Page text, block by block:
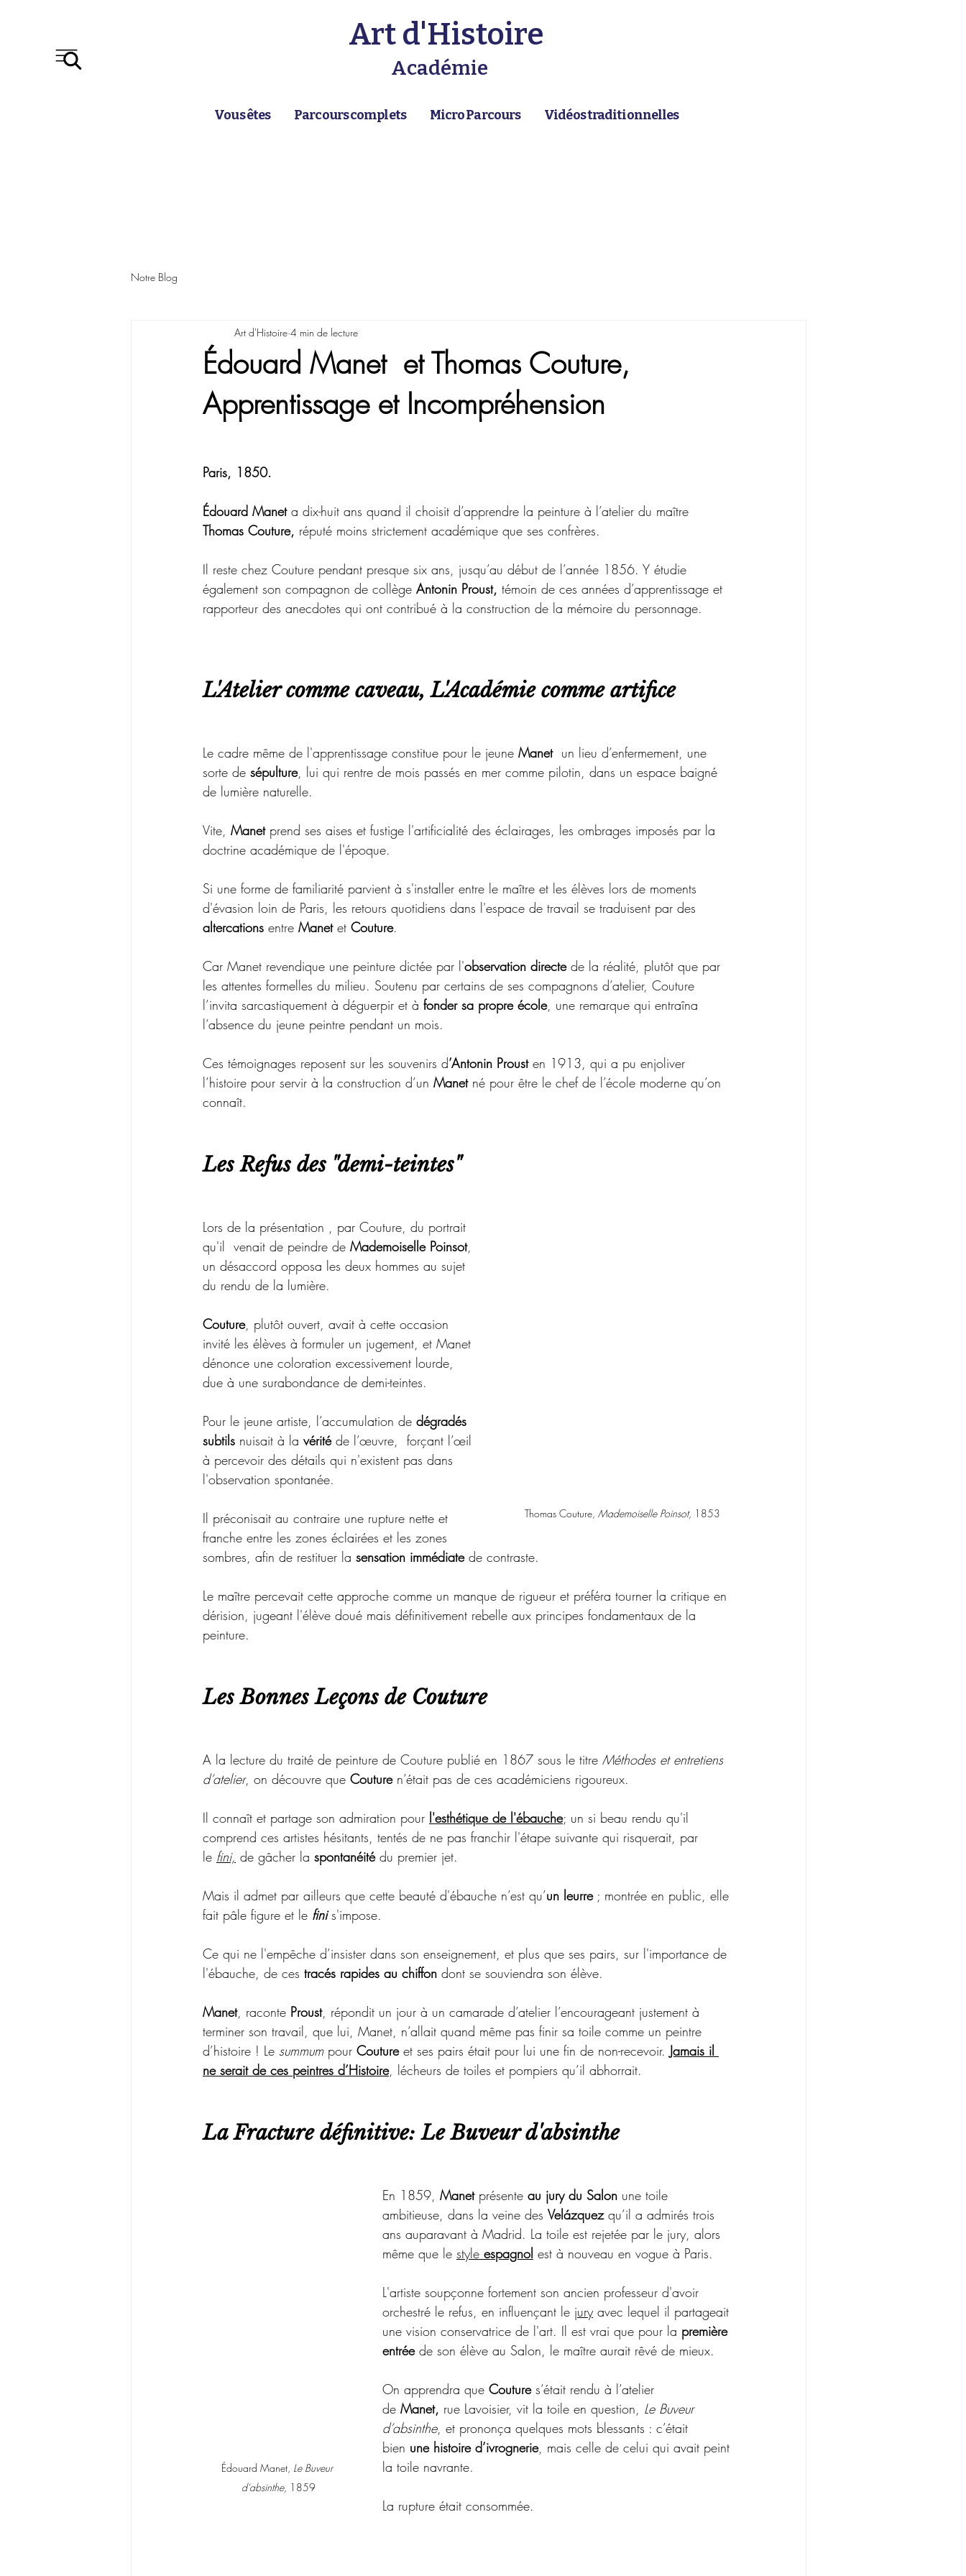
Vous êtes Parcours complets Micro Parcours Vidéos traditionnelles
Académie
Art d'Histoire
Notre Blog
Édouard Manet et Thomas Couture,
Apprentissage et Incompréhension
Art d'Histoire 4 min de lecture
Paris, 1850.
Édouard Manet a dix-huit ans quand il choisit d’apprendre la peinture à l’atelier du maître
Thomas Couture, réputé moins strictement académique que ses confrères.
Il reste chez Couture pendant presque six ans, jusqu’au début de l’année 1856. Y étudie
également son compagnon de collège Antonin Proust, témoin de ces années d’apprentissage et
rapporteur des anecdotes qui ont contribué à la construction de la mémoire du personnage.
L'Atelier comme caveau, L'Académie comme artifice
Le cadre même de l'apprentissage constitue pour le jeune Manet un lieu d’enfermement, une
sorte de sépulture, lui qui rentre de mois passés en mer comme pilotin, dans un espace baigné
de lumière naturelle.
Vite, Manet prend ses aises et fustige l'artificialité des éclairages, les ombrages imposés par la
doctrine académique de l'époque.
Si une forme de familiarité parvient à s'installer entre le maître et les élèves lors de moments
d'évasion loin de Paris, les retours quotidiens dans l'espace de travail se traduisent par des
altercations entre Manet et Couture.
Car Manet revendique une peinture dictée par l'observation directe de la réalité, plutôt que par
les attentes formelles du milieu. Soutenu par certains de ses compagnons d’atelier, Couture
l’invita sarcastiquement à déguerpir et à fonder sa propre école, une remarque qui entraîna
l’absence du jeune peintre pendant un mois.
Ces témoignages reposent sur les souvenirs d’Antonin Proust en 1913, qui a pu enjoliver
l’histoire pour servir à la construction d’un Manet né pour être le chef de l’école moderne qu’on
connaît.
Les Refus des "demi-teintes"
Thomas Couture, Mademoiselle Poinsot, 1853
Lors de la présentation , par Couture, du portrait
qu'il  venait de peindre de Mademoiselle Poinsot,
un désaccord opposa les deux hommes au sujet
du rendu de la lumière.
Couture, plutôt ouvert, avait à cette occasion
invité les élèves à formuler un jugement, et Manet
dénonce une coloration excessivement lourde,
due à une surabondance de demi-teintes.
Pour le jeune artiste, l’accumulation de dégradés
subtils nuisait à la vérité de l’œuvre,  forçant l’œil
à percevoir des détails qui n'existent pas dans
l'observation spontanée.
Il préconisait au contraire une rupture nette et
franche entre les zones éclairées et les zones
sombres, afin de restituer la sensation immédiate de contraste.
Le maître percevait cette approche comme un manque de rigueur et préféra tourner la critique en
dérision, jugeant l'élève doué mais définitivement rebelle aux principes fondamentaux de la
peinture.
Les Bonnes Leçons de Couture
A la lecture du traité de peinture de Couture publié en 1867 sous le titre Méthodes et entretiens
d’atelier, on découvre que Couture n’était pas de ces académiciens rigoureux.
Il connaît et partage son admiration pour l'esthétique de l'ébauche; un si beau rendu qu'il
comprend ces artistes hésitants, tentés de ne pas franchir l'étape suivante qui risquerait, par
le fini, de gâcher la spontanéité du premier jet.
Mais il admet par ailleurs que cette beauté d'ébauche n’est qu’un leurre ; montrée en public, elle
fait pâle figure et le fini s'impose.
Ce qui ne l'empêche d’insister dans son enseignement, et plus que ses pairs, sur l'importance de
l'ébauche, de ces tracés rapides au chiffon dont se souviendra son élève.
Manet, raconte Proust, répondit un jour à un camarade d’atelier l’encourageant justement à
terminer son travail, que lui, Manet, n’allait quand même pas finir sa toile comme un peintre
d’histoire ! Le summum pour Couture et ses pairs était pour lui une fin de non-recevoir. Jamais il
ne serait de ces peintres d’Histoire, lécheurs de toiles et pompiers qu’il abhorrait.
La Fracture définitive: Le Buveur d'absinthe
Édouard Manet, Le Buveur
d'absinthe, 1859
En 1859, Manet présente au jury du Salon une toile
ambitieuse, dans la veine des Velázquez qu’il a admirés trois
ans auparavant à Madrid. La toile est rejetée par le jury, alors
même que le style espagnol est à nouveau en vogue à Paris.
L'artiste soupçonne fortement son ancien professeur d'avoir
orchestré le refus, en influençant le jury avec lequel il partageait
une vision conservatrice de l'art. Il est vrai que pour la première
entrée de son élève au Salon, le maître aurait rêvé de mieux.
On apprendra que Couture s’était rendu à l’atelier
de Manet, rue Lavoisier, vit la toile en question, Le Buveur
d’absinthe, et prononça quelques mots blessants : c’était
bien une histoire d’ivrognerie, mais celle de celui qui avait peint
la toile navrante.
La rupture était consommée.